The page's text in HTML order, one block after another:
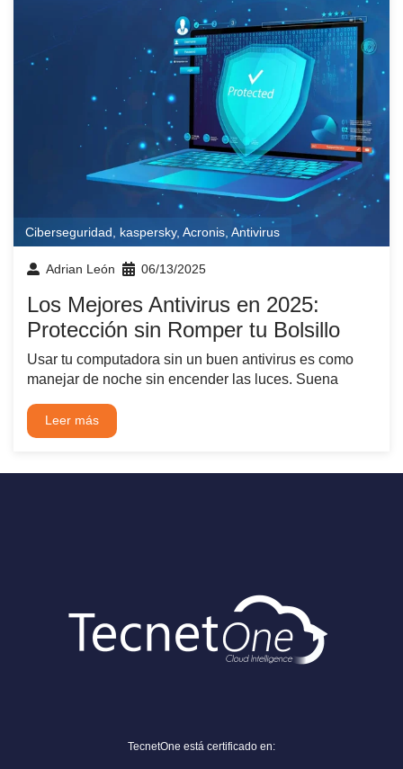
Ciberseguridad kaspersky, Acronis Antivirus
Adrian León 06/13/2025
Los Mejores Antivirus en 2025:
Protección sin Romper tu Bolsillo
Usar tu computadora sin un buen antivirus es como
manejar de noche sin encender las luces. Suena
Leer más
TecnetOne está certificado en: